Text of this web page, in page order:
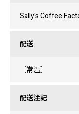
Sally's Coffee
配送
［常温］
配送注記